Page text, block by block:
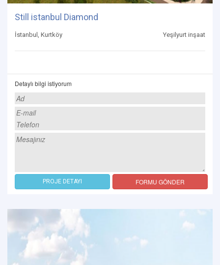
Still istanbul Diamond
İstanbul, Kurtköy Yeşilyurt inşaat
Detaylı bilgi istiyorum
PROJE DETAYI FORMU GÖNDER